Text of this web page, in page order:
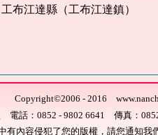
工布江達縣（工布江達鎮）
Copyright©2006 - 2016
電話：0852 - 9802 6641 傳真：
有內容侵犯了您的版權，請您通知我